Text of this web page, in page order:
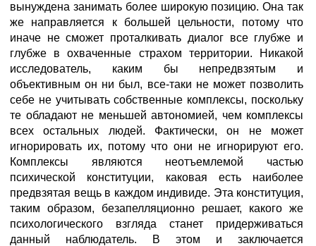
вынуждена занимать более широкую позицию. Она так
же направляется к большей цельности, потому что
иначе не сможет проталкивать диалог все глубже и
глубже в охваченные страхом территории. Никакой
исследователь, каким бы непредвзятым и
объективным он ни был, все-таки не может позволить
себе не учитывать собственные комплексы, поскольку
те обладают не меньшей автономией, чем комплексы
всех остальных людей. Фактически, он не может
игнорировать их, потому что они не игнорируют его.
Комплексы являются неотъемлемой частью
психической конституции, каковая есть наиболее
предвзятая вещь в каждом индивиде. Эта конституция,
таким образом, безапелляционно решает, какого же
психологического взгляда станет придерживаться
данный наблюдатель. В этом и заключается